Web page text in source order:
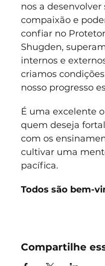
nos a desenvolver
compaixão e
confiar no
Shugden,
internos e
criamos
nosso progresso
É uma excelente
quem deseja
com os
cultivar uma
pacífica.
Todos são bem-
Compartilhe